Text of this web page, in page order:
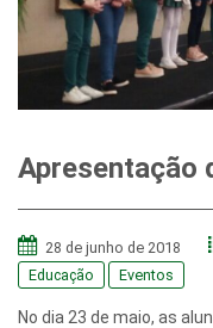
Apresentação
28 de junho de 2018
Educação
Eventos
No dia 23 de maio, as